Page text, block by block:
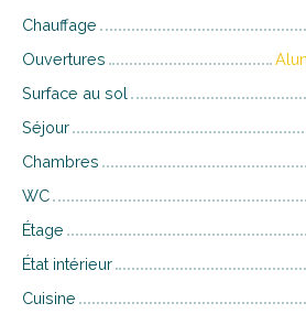
Chauffage
Ouvertures
Surface au sol
Séjour
Chambres
WC
Étage
État intérieur
Cuisine